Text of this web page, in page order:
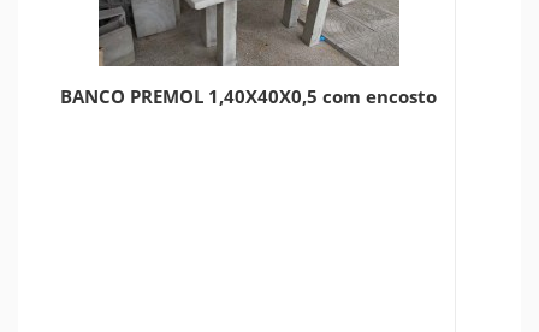
BANCO PREMOL 1,40X40X0,5 com encosto